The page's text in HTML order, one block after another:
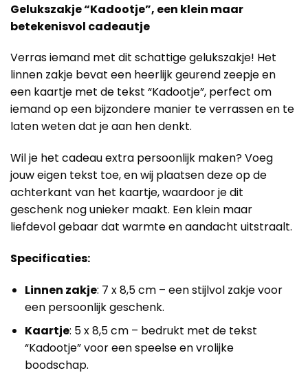
Gelukszakje “Kadootje”, een klein maar
betekenisvol cadeautje
Verras iemand met dit schattige gelukszakje! Het
linnen zakje bevat een heerlijk geurend zeepje en
een kaartje met de tekst “Kadootje”, perfect om
iemand op een bijzondere manier te verrassen en te
laten weten dat je aan hen denkt.
Wil je het cadeau extra persoonlijk maken? Voeg
jouw eigen tekst toe, en wij plaatsen deze op de
achterkant van het kaartje, waardoor je dit
geschenk nog unieker maakt. Een klein maar
liefdevol gebaar dat warmte en aandacht uitstraalt.
Specificaties:
Linnen zakje: 7 x 8,5 cm – een stijlvol zakje voor
een persoonlijk geschenk.
Kaartje: 5 x 8,5 cm – bedrukt met de tekst
“Kadootje” voor een speelse en vrolijke
boodschap.